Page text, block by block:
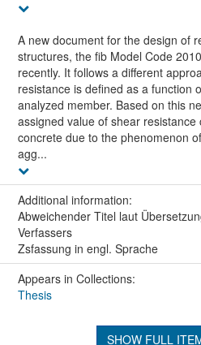
A new document for the design of
structures, the fib Model Code
recently. It follows a different
resistance is defined as a function
analyzed member. Based on this
assigned value of shear
concrete due to the phenomenon
agg...
Additional information:
Abweichender Titel laut
Verfassers
Zsfassung in engl. Sprache
Appears in Collections:
Thesis
SHOW FULL